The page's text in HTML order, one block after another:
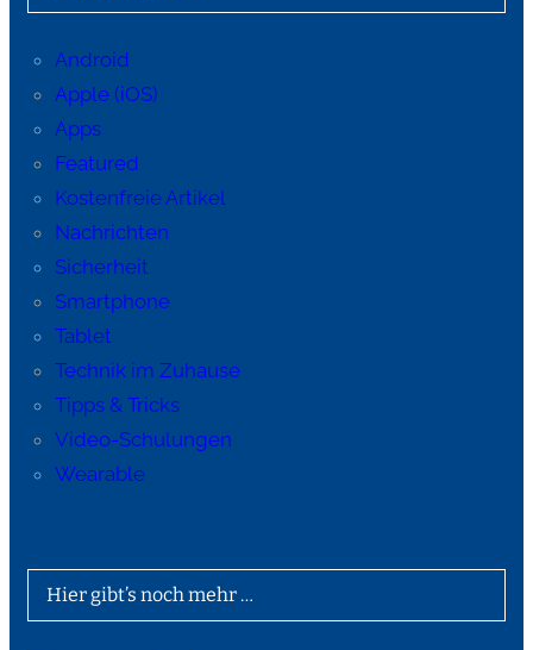
Android
Apple (iOS)
Apps
Featured
Kostenfreie Artikel
Nachrichten
Sicherheit
Smartphone
Tablet
Technik im Zuhause
Tipps & Tricks
Video-Schulungen
Wearable
Hier gibt’s noch mehr …